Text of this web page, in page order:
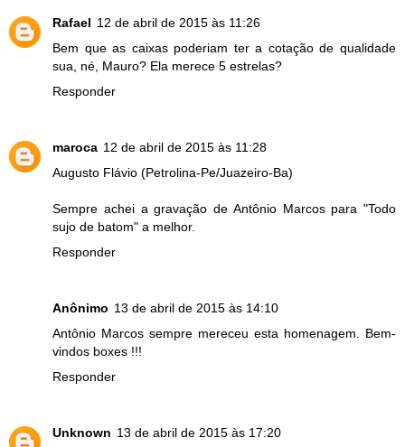
Rafael 12 de abril de 2015 às 11:26
Bem que as caixas poderiam ter a cotação de qualidade
sua, né, Mauro? Ela merece 5 estrelas?
Responder
maroca 12 de abril de 2015 às 11:28
Augusto Flávio (Petrolina-Pe/Juazeiro-Ba)
Sempre achei a gravação de Antônio Marcos para "Todo
sujo de batom" a melhor.
Responder
Anônimo 13 de abril de 2015 às 14:10
Antônio Marcos sempre mereceu esta homenagem. Bem-
vindos boxes !!!
Responder
Unknown 13 de abril de 2015 às 17:20